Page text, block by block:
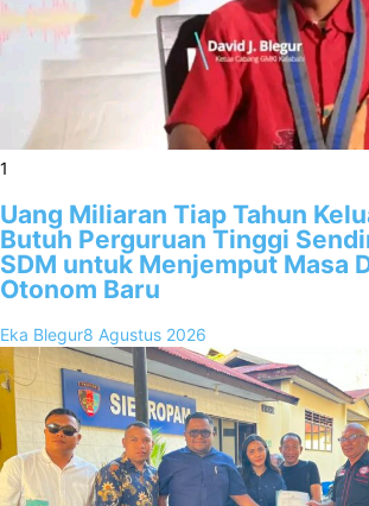
1
Uang Miliaran Tiap Tahun
Butuh Perguruan Tinggi
SDM untuk Menjemput Masa
Otonom Baru
Eka Blegur8 Agustus 2026